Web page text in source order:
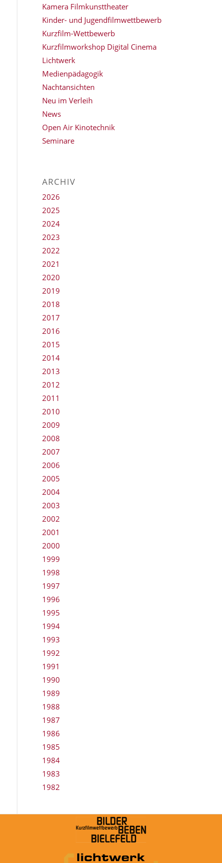
Kamera Filmkunsttheater
Kinder- und Jugendfilmwettbewerb
Kurzfilm-Wettbewerb
Kurzfilmworkshop Digital Cinema
Lichtwerk
Medienpädagogik
Nachtansichten
Neu im Verleih
News
Open Air Kinotechnik
Seminare
ARCHIV
2026
2025
2024
2023
2022
2021
2020
2019
2018
2017
2016
2015
2014
2013
2012
2011
2010
2009
2008
2007
2006
2005
2004
2003
2002
2001
2000
1999
1998
1997
1996
1995
1994
1993
1992
1991
1990
1989
1988
1987
1986
1985
1984
1983
1982